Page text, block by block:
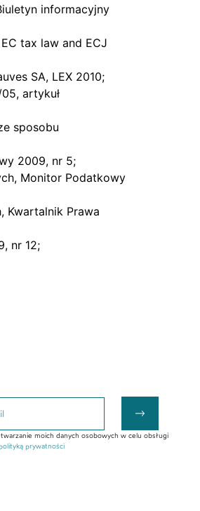
informacyjny
tax law and ECJ
SA, LEX 2010;
artykuł
sposobu
2009, nr 5;
Monitor Podatkowy
Kwartalnik Prawa
nr 12;
moich danych osobowych w celu obsługi
prywatności